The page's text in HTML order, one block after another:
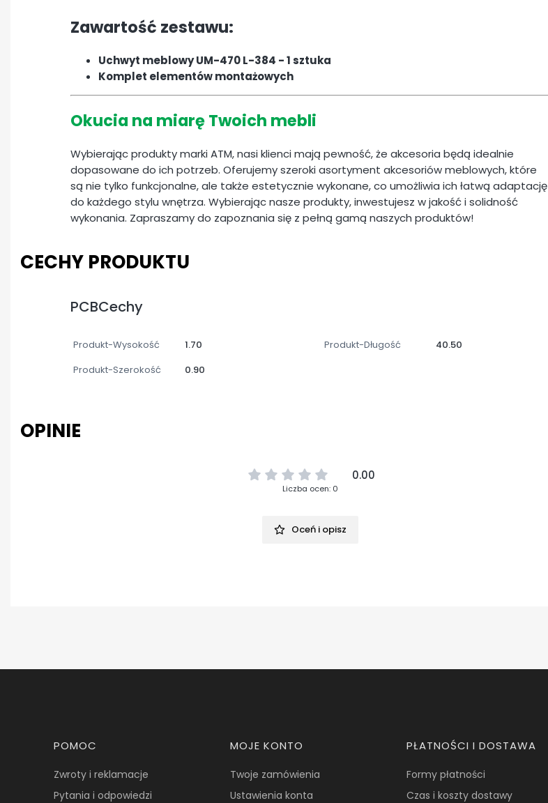
Zawartość zestawu:
Uchwyt meblowy UM-470 L-384 - 1 sztuka
Komplet elementów montażowych
Okucia na miarę Twoich mebli
Wybierając produkty marki ATM, nasi klienci mają pewność, że akcesoria będą idealnie
dopasowane do ich potrzeb. Oferujemy szeroki asortyment akcesoriów meblowych, które
są nie tylko funkcjonalne, ale także estetycznie wykonane, co umożliwia ich łatwą adaptację
do każdego stylu wnętrza. Wybierając nasze produkty, inwestujesz w jakość i solidność
wykonania. Zapraszamy do zapoznania się z pełną gamą naszych produktów!
CECHY PRODUKTU
PCBCechy
Produkt-Wysokość 1.70 Produkt-Długość
40.50
Produkt-Szerokość
0.90
OPINIE
0.00
Liczba ocen: 0
Oceń i opisz
Linki w stopce
POMOC
Zwroty i reklamacje
Pytania i odpowiedzi
MOJE KONTO
Twoje zamówienia
Ustawienia konta
PŁATNOŚCI I DOSTAWA
Formy płatności
Czas i koszty dostawy